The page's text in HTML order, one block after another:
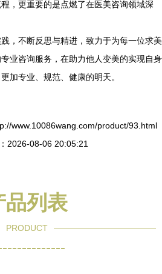
，更重要的是点燃了在医美咨询领域深
，不断反思与精进，致力于为每一位求美
业咨询服务，在助力他人变美的实现自身
加专业、规范、健康的明天。
www.10086wang.com/product/93.html
2026-08-06 20:05:21
品列表
PRODUCT